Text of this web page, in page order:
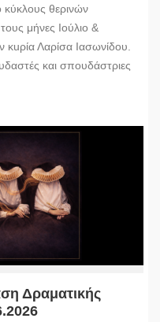
κύκλους θερινών
μήνες Ιούλιο &
κuρία Λαρίσα Ιασωνίδου.
και σπουδάστριες
Δραματικής